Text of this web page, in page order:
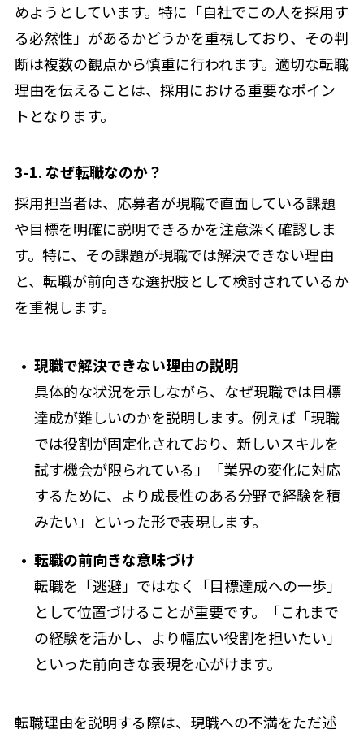
めようとしています。特に「自社でこの人を採用す
る必然性」があるかどうかを重視しており、その判
断は複数の観点から慎重に行われます。適切な転職
理由を伝えることは、採用における重要なポイン
トとなります。
3-1. なぜ転職なのか？
採用担当者は、応募者が現職で直面している課題
や目標を明確に説明できるかを注意深く確認しま
す。特に、その課題が現職では解決できない理由
と、転職が前向きな選択肢として検討されているか
を重視します。
現職で解決できない理由の説明
具体的な状況を示しながら、なぜ現職では目標
達成が難しいのかを説明します。例えば「現職
では役割が固定化されており、新しいスキルを
試す機会が限られている」「業界の変化に対応
するために、より成長性のある分野で経験を積
みたい」といった形で表現します。
転職の前向きな意味づけ
転職を「逃避」ではなく「目標達成への一歩」
として位置づけることが重要です。「これまで
の経験を活かし、より幅広い役割を担いたい」
といった前向きな表現を心がけます。
転職理由を説明する際は、現職への不満をただ述